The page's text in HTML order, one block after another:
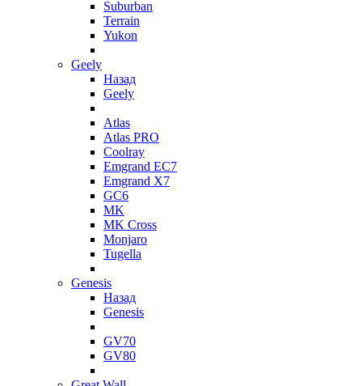
Suburban
Terrain
Yukon
Geely
Назад
Geely
Atlas
Atlas PRO
Coolray
Emgrand EC7
Emgrand X7
GC6
MK
MK Cross
Monjaro
Tugella
Genesis
Назад
Genesis
GV70
GV80